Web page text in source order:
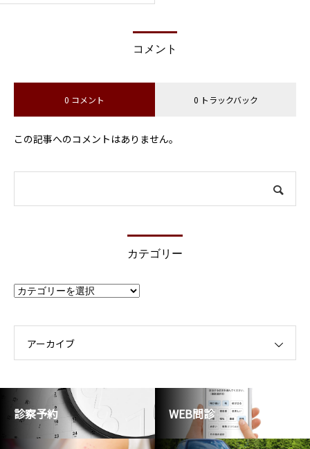
コメント
0 コメント 0 トラックバック
この記事へのコメントはありません。
カテゴリー
カ
テ
ー
アーカイブ
診察予約 WEB問診